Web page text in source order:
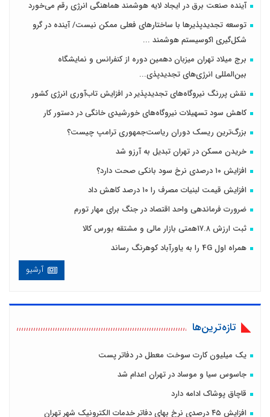
آینده صنعت برق در ایجاد لایه هوشمند هماهنگی انرژی رقم می‌خورد
توسعه تجدیدپذیرها با ساختارهای فعلی ممکن نیست/ آینده در گرو
شکل‌گیری اکوسیستم هوشمند ...
برج میلاد تهران میزبان دهمین دوره از کنفرانس و نمایشگاه
بین‌المللی انرژی‌های تجدیدپذی...
نقش پررنگ نیروگاه‌های تجدیدپذیر در افزایش تاب‌آوری انرژی کشور
کاهش سود تسهیلات نیروگاه‌های خورشیدی خانگی در دستور کار
بزرگ‌ترین ریسک دوران ریاست‌جمهوری ترامپ چیست؟
خریدن مسکن در تهران تبدیل به آرزو شد
افزایش ۱۰ درصدی نرخ سود بانکی صحت دارد؟
افزایش قیمت لبنیات مصرف را ۱۰ درصد کاهش داد
ضرورت فرماندهی واحد اقتصاد در جنگ برای مهار تورم
ثبت ارزش ۱۷.۸همتی بازار مالی و مشتقه بورس کالا
همراه اول 4G را به یاورآباد کوهرنگ رساند
آرشیو
تازه‌ترین‌ها
یک میلیون کارت سوخت معطل در دفاتر پست
جاسوس سیا و موساد در تهران اعدام شد
قاچاق پوشاک ادامه دارد
افزایش ۴۵ درصدی نرخ بهای دفاتر خدمات الکترونیک شهر تهران